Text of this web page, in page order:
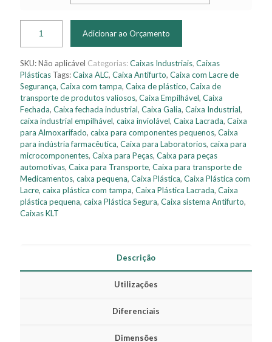
Adicionar ao Orçamento
SKU:Não aplicável Categorias:Caixas Industriais, Caixas
Plásticas Tags:Caixa ALC, Caixa Antifurto, Caixa com Lacre de
Segurança, Caixa com tampa, Caixa de plástico, Caixa de
transporte de produtos valiosos, Caixa Empilhável, Caixa
Fechada, Caixa fechada industrial, Caixa Galia, Caixa Industrial,
caixa industrial empilhável, caixa inviolável, Caixa Lacrada, Caixa
para Almoxarifado, caixa para componentes pequenos, Caixa
para indústria farmacêutica, Caixa para Laboratorios, caixa para
microcomponentes, Caixa para Peças, Caixa para peças
automotivas, Caixa para Transporte, Caixa para transporte de
Medicamentos, caixa pequena, Caixa Plástica, Caixa Plástica com
Lacre, caixa plástica com tampa, Caixa Plástica Lacrada, Caixa
plástica pequena, caixa Plástica Segura, Caixa sistema Antifurto,
Caixas KLT
Descrição
Utilizações
Diferenciais
Dimensões